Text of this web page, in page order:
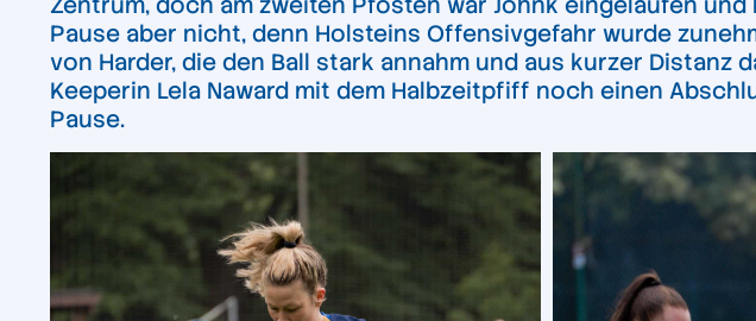
Pause aber nicht, denn Holsteins Offensivgefahr wurde
von Harder, die den Ball stark annahm und aus kurzer Distanz
Keeperin Lela Naward mit dem Halbzeitpfiff noch einen
Pause.